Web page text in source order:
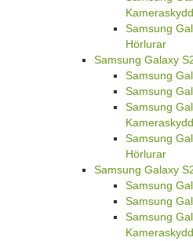
Kameraskydd
Samsung
Hörlurar
Samsung Galaxy
Samsung
Samsung
Samsung
Kameraskydd
Samsung
Hörlurar
Samsung Galaxy
Samsung
Samsung
Samsung
Kameraskydd